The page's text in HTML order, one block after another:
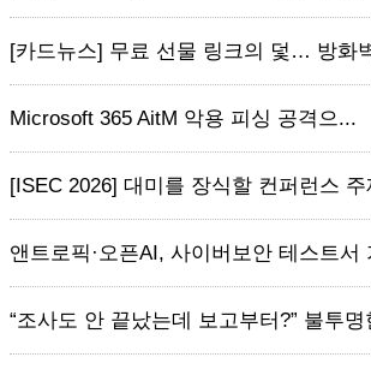
[카드뉴스] 무료 선물 링크의 덫… 방화
Microsoft 365 AitM 악용 피싱 공격으...
[ISEC 2026] 대미를 장식할 컨퍼런스
앤트로픽·오픈AI, 사이버보안 테스트서
“조사도 안 끝났는데 보고부터?” 불투